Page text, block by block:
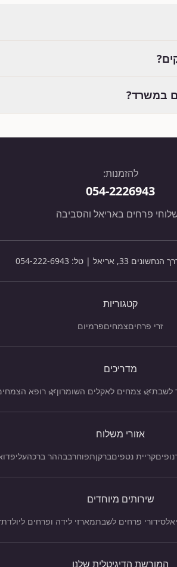
במשרד?
להזמנות:
054-2226943
פרחים באריאל והסביבה
33, אריאל | טל: 054-222-6943
קטגוריות
זרי פרחיםצמחיםפרמיום
מדריכים
לשבת🌿 צמחים לאקלים השומרון🌿 רופא
אזורי משלוח
נופיםקריית נטפיםברקןתפוחרבבההר ברכהעלי
שירותים מיוחדים
סידורי פרחים לשבתמארזי לידה ופרחים ליולדת
המורשת הדיגיטלית שלנו